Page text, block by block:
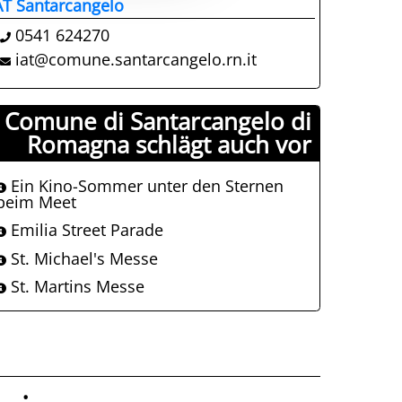
Santarcangelo
0541 624270
iat@comune.santarcangelo.rn.it
Comune di Santarcangelo di
Romagna schlägt auch vor
Ein Kino-Sommer unter den Sternen
Meet
Emilia Street Parade
St. Michael's Messe
St. Martins Messe